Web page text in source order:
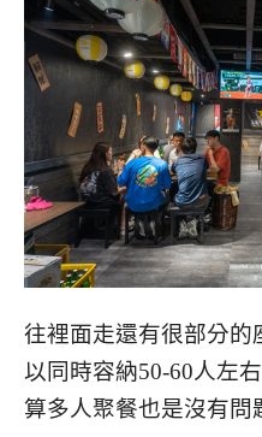
往裡面走還有很部分的
以同時容納50-60人左
算多人聚餐也是沒有問